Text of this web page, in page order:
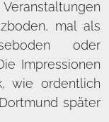
mal als
oder
Impressionen
wie ordentlich
später